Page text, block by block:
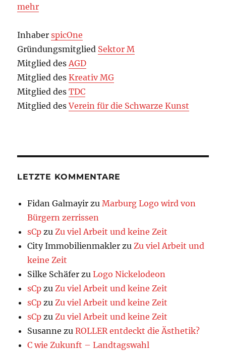
mehr
InhaberspicOne
Gründungsmitglied Sektor M
Mitglied desAGD
Mitglied desKreativ MG
Mitglied desTDC
Mitglied desVerein für die Schwarze Kunst
LETZTE KOMMENTARE
Fidan Galmayir zuMarburg Logo wird von
Bürgern zerrissen
sCp zuZu viel Arbeit und keine Zeit
City Immobilienmakler zuZu viel Arbeit und
keine Zeit
Silke Schäfer zuLogo Nickelodeon
sCp zuZu viel Arbeit und keine Zeit
sCp zuZu viel Arbeit und keine Zeit
sCp zuZu viel Arbeit und keine Zeit
Susanne zuROLLER entdeckt die Ästhetik?
C wie Zukunft – Landtagswahl